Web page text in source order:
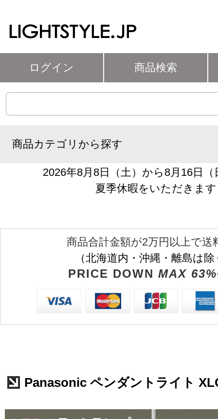
ログイン 商品検索
商品カテゴリから探す
2026年8月8日（土）から8月16日
夏季休暇をいただきます
商品合計金額が2万円以上で送
（北海道内・沖縄・離島は
PRICE DOWN MAX
Panasonic ペンダントライト